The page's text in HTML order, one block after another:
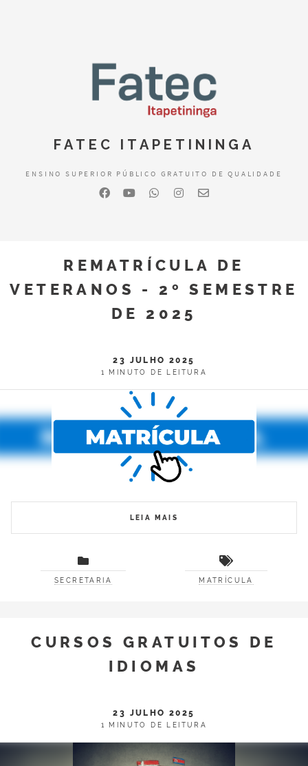
FATEC ITAPETININGA
ENSINO SUPERIOR PÚBLICO GRATUITO DE QUALIDADE
REMATRÍCULA DE
VETERANOS - 2º SEMESTRE
DE 2025
23 JULHO 2025
1 MINUTO DE LEITURA
LEIA MAIS
SECRETARIA MATRÍCULA
CURSOS GRATUITOS DE
IDIOMAS
23 JULHO 2025
1 MINUTO DE LEITURA